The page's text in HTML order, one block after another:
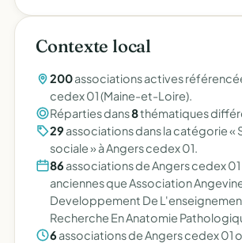
Contexte local
200associations actives
cedex 01 (Maine-et-Loire).
Réparties dans8thématiques
29 associations dans la catégorie «
sociale » à Angers cedex 01.
86 associations de Angers cedex
anciennes que Association
Developpement De
Recherche En Anatomie
6 associations de Angers cedex 01